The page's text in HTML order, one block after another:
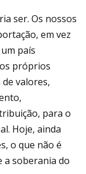
ser. Os nossos
em vez
país
próprios
valores,
para o
Hoje, ainda
o que não é
a soberania do